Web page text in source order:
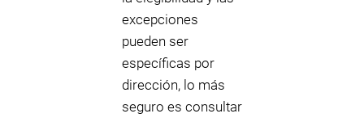
excepciones
pueden ser
específicas por
dirección, lo más
seguro es consultar